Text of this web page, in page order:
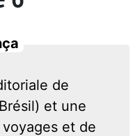
de
et une
et de